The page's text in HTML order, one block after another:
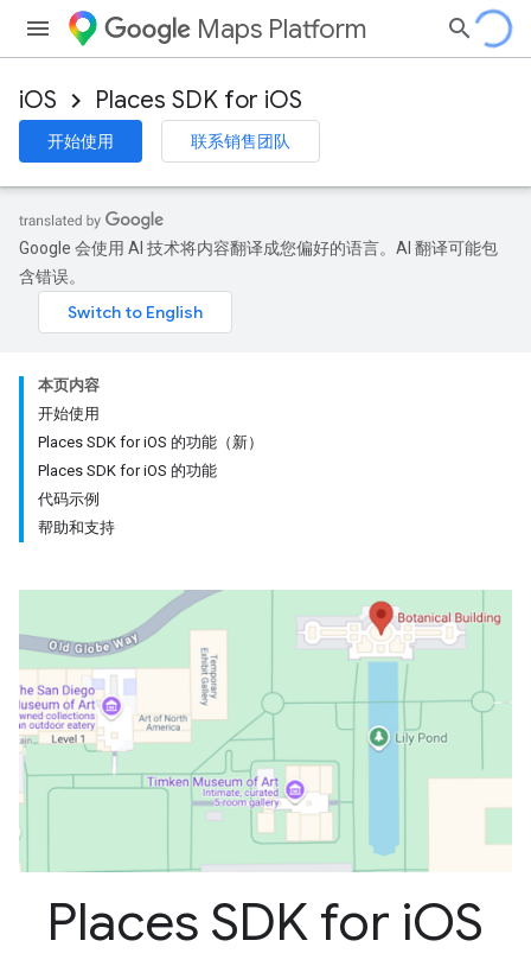
Maps Platform
iOS Places SDK for iOS
开始使用 联系销售团队
Google 会使用 AI 技术将内容翻译成您偏好的语言。AI 翻译可能包
含错误。
本页内容
开始使用
Places SDK for iOS 的功能（新）
Places SDK for iOS 的功能
代码示例
帮助和支持
Places SDK for iOS